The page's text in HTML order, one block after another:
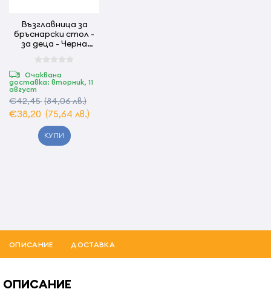
Възглавница за
бръснарски стол -
за деца - Черна
Очаквана
доставка: вторник, 11
август
€42,45(84,06 лв.)
€38,20 (75,64 лв.)
КУПИ
ОПИСАНИЕ ДОСТАВКА
ОПИСАНИЕ